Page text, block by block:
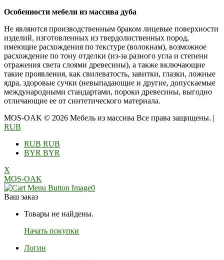
Особенности мебели из массива дуба
Не являются производственным браком лицевые поверхности
изделий, изготовленных из твердолиственных пород,
имеющие расхождения по текстуре (волокнам), возможное
расхождение по тону отделки (из-за разного угла и степени
отражения света слоями древесины), а также включающие
такие проявления, как свилеватость, завитки, глазки, ложные
ядра, здоровые сучки (невыпадающие и другие, допускаемые
международными стандартами, пороки древесины, выгодно
отличающие ее от синтетического материала.
MOS-OAK © 2026 Мебель из массива Все права защищены. |
RUB
RUB RUB
BYR BYR
X
MOS-OAK
0
Ваш заказ
Товары не найдены.
Начать покупки
Логин